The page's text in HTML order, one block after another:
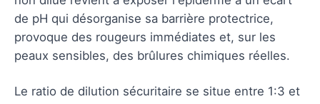
de pH qui désorganise sa barrière protectrice,
provoque des rougeurs immédiates et, sur les
peaux sensibles, des brûlures chimiques réelles.
Le ratio de dilution sécuritaire se situe entre 1:3 et